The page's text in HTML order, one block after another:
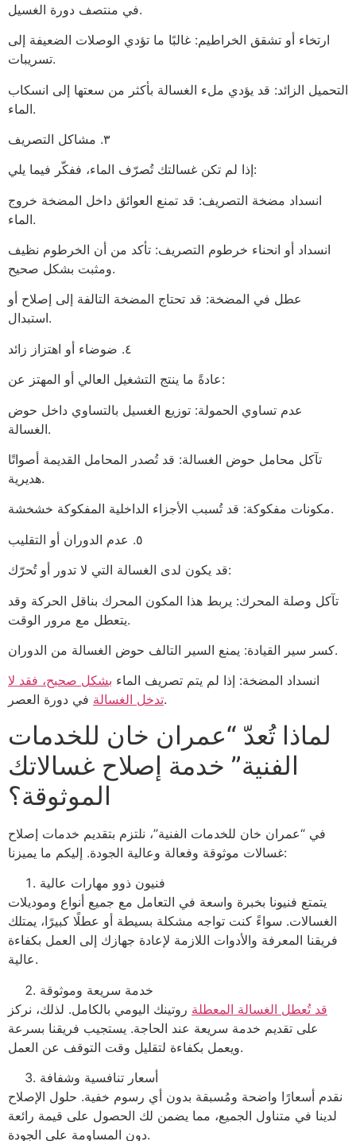
في منتصف دورة الغسيل.
ارتخاء أو تشقق الخراطيم: غالبًا ما تؤدي الوصلات الضعيفة إلى
تسريبات.
التحميل الزائد: قد يؤدي ملء الغسالة بأكثر من سعتها إلى انسكاب
الماء.
٣. مشاكل التصريف
إذا لم تكن غسالتك تُصرّف الماء، ففكّر فيما يلي:
انسداد مضخة التصريف: قد تمنع العوائق داخل المضخة خروج
الماء.
انسداد أو انحناء خرطوم التصريف: تأكد من أن الخرطوم نظيف
ومثبت بشكل صحيح.
عطل في المضخة: قد تحتاج المضخة التالفة إلى إصلاح أو
استبدال.
٤. ضوضاء أو اهتزاز زائد
عادةً ما ينتج التشغيل العالي أو المهتز عن:
عدم تساوي الحمولة: توزيع الغسيل بالتساوي داخل حوض
الغسالة.
تآكل محامل حوض الغسالة: قد تُصدر المحامل القديمة أصواتًا
هديرية.
مكونات مفكوكة: قد تُسبب الأجزاء الداخلية المفكوكة خشخشة.
٥. عدم الدوران أو التقليب
قد يكون لدى الغسالة التي لا تدور أو تُحرّك:
تآكل وصلة المحرك: يربط هذا المكون المحرك بناقل الحركة وقد
يتعطل مع مرور الوقت.
كسر سير القيادة: يمنع السير التالف حوض الغسالة من الدوران.
انسداد المضخة: إذا لم يتم تصريف الماء بشكل صحيح، فقد لا
تدخل الغسالةفي دورة العصر.
لماذا تُعدّ “عمران خان للخدمات
الفنية” خدمة إصلاح غسالاتك
الموثوقة؟
في “عمران خان للخدمات الفنية”، نلتزم بتقديم خدمات إصلاح
غسالات موثوقة وفعالة وعالية الجودة. إليكم ما يميزنا:
فنيون ذوو مهارات عالية
يتمتع فنيونا بخبرة واسعة في التعامل مع جميع أنواع وموديلات
الغسالات. سواءً كنت تواجه مشكلة بسيطة أو عطلًا كبيرًا، يمتلك
فريقنا المعرفة والأدوات اللازمة لإعادة جهازك إلى العمل بكفاءة
عالية.
خدمة سريعة وموثوقة
قد تُعطل الغسالة المعطلة روتينك اليومي بالكامل. لذلك، نركز
على تقديم خدمة سريعة عند الحاجة. يستجيب فريقنا بسرعة
ويعمل بكفاءة لتقليل وقت التوقف عن العمل.
أسعار تنافسية وشفافة
نقدم أسعارًا واضحة ومُسبقة بدون أي رسوم خفية. حلول الإصلاح
لدينا في متناول الجميع، مما يضمن لك الحصول على قيمة رائعة
دون المساومة على الجودة.